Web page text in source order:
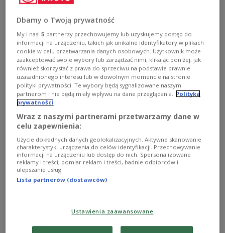
Naukowcy z Uniwersytetu w Lipsku zidentyfikowali mało
znany receptor GPR133 jako kluczowy element w
utrzymaniu zdrowych kości. W badaniach na myszach
wykazali, że stymulacja tego receptora znacząco
zwiększała wytrzymałość kości, a nawet odwracała
zmiany przypominające osteoporozę.
Zobacz więcej na temat:ŚWIAT medycyna zdrowie
opracowali wyjątkowe implanty
Badacze z Wydziału Chemicznego Politechniki
Dbamy o Twoją prywatność
My i nasi5 partnerzy przechowujemy lub uzyskujemy dostęp do
informacji na urządzeniu, takich jak unikalne identyfikatory w plikach
cookie w celu przetwarzania danych osobowych. Użytkownik może
zaakceptować swoje wybory lub zarządzać nimi, klikając poniżej, jak
również skorzystać z prawa do sprzeciwu na podstawie prawnie
uzasadnionego interesu lub w dowolnym momencie na stronie
polityki prywatności. Te wybory będą sygnalizowane naszym
partnerom i nie będą miały wpływu na dane przeglądania.
Polityka
prywatności
Wraz z naszymi partnerami przetwarzamy dane w
celu zapewnienia:
Użycie dokładnych danych geolokalizacyjnych. Aktywne skanowanie
charakterystyki urządzenia do celów identyfikacji. Przechowywanie
informacji na urządzeniu lub dostęp do nich. Spersonalizowane
reklamy i treści, pomiar reklam i treści, badnie odbiorców i
ulepszanie usług.
Lista partnerów (dostawców)
Ustawienia zaawansowane